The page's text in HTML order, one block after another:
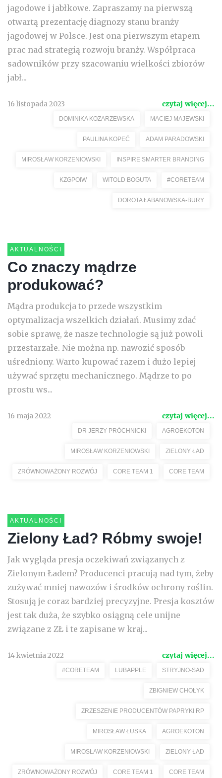
jagodowe i jabłkowe. Zapraszamy na pierwszą
otwartą prezentację diagnozy stanu branży
jagodowej w Polsce. Jest ona pierwszym etapem
prac nad strategią rozwoju branży. Współpraca
sadowników przy szacowaniu wielkości zbiorów
jabł...
16 listopada 2023 czytaj więcej...
DOMINIKA KOZARZEWSKA MACIEJ MAJEWSKI
PAULINA KOPEĆ ADAM PARADOWSKI
MIROSŁAW KORZENIOWSKI INSPIRE SMARTER BRANDING
KZGPOIW WITOLD BOGUTA #CORETEAM
DOROTA ŁABANOWSKA-BURY
AKTUALNOŚCI
Co znaczy mądrze
produkować?
Mądra produkcja to przede wszystkim
optymalizacja wszelkich działań. Musimy zdać
sobie sprawę, że nasze technologie są już powoli
przestarzałe. Nie można np. nawozić sposób
uśredniony. Warto kupować razem i dużo lepiej
używać sprzętu mechanicznego. Mądrze to po
prostu ws...
16 maja 2022 czytaj więcej...
DR JERZY PRÓCHNICKI AGROEKOTON
MIROSŁAW KORZENIOWSKI ZIELONY ŁAD
ZRÓWNOWAŻONY ROZWÓJ CORE TEAM 1 CORE TEAM
AKTUALNOŚCI
Zielony Ład? Róbmy swoje!
Jak wygląda presja oczekiwań związanych z
Zielonym Ładem? Producenci pracują nad tym, żeby
zużywać mniej nawozów i środków ochrony roślin.
Stosują je coraz bardziej precyzyjne. Presja kosztów
jest tak duża, że szybko osiągną cele unijne
związane z ZŁ i te zapisane w kraj...
14 kwietnia 2022 czytaj więcej...
#CORETEAM LUBAPPLE STRYJNO-SAD
ZBIGNIEW CHOŁYK
ZRZESZENIE PRODUCENTÓW PAPRYKI RP
MIROSŁAW ŁUSKA AGROEKOTON
MIROSŁAW KORZENIOWSKI ZIELONY ŁAD
ZRÓWNOWAŻONY ROZWÓJ CORE TEAM 1 CORE TEAM